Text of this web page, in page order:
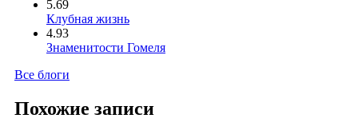
5.69
Клубная жизнь
4.93
Знаменитости Гомеля
Все блоги
Похожие записи